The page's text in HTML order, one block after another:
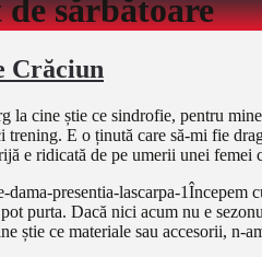
sărbătoare
Crăciun
la cine știe ce sindrofie, pentru
E o ținută care să-mi fie
e ridicată de pe umerii unei femei
Începem
purta. Dacă nici acum nu e
știe ce materiale sau accesorii, n-